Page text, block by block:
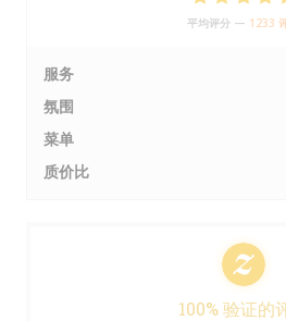
平均评分 — 1233
服务
氛围
菜单
质价比
100% 验证的